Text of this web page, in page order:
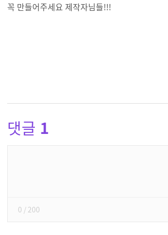
꼭 만들어주세요 제작자님들!!!
댓글 1
0 / 200